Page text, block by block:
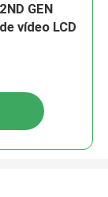
GEN
vídeo LCD